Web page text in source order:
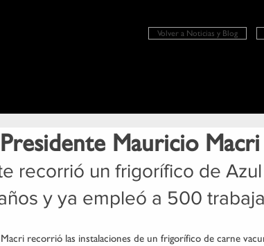
Mauricio Macri
recorrió un frigorífico de
y ya empleó a 500
recorrió las instalaciones de un frigorífico de carne
Volver a Noticias y Blog